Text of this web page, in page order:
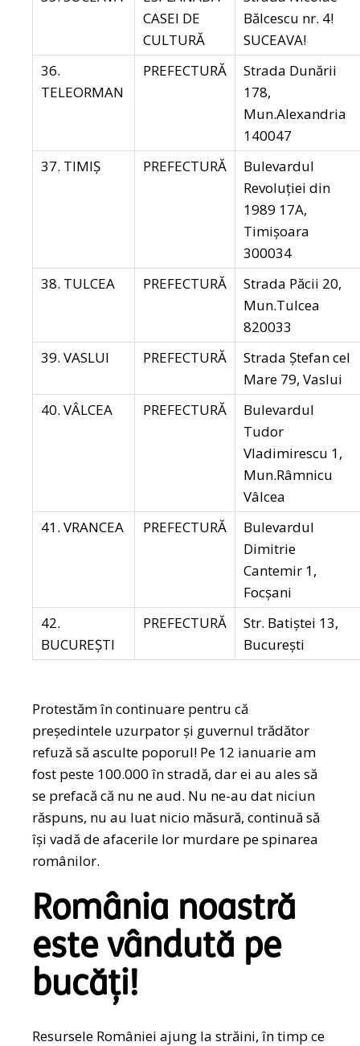
CASEI DE
CULTURĂ
Bălcescu nr. 4!
SUCEAVA!
36.
TELEORMAN
PREFECTURĂ
Strada Dunării
178,
Mun.Alexandria
140047
37. TIMIŞ
PREFECTURĂ
Bulevardul
Revoluției din
1989 17A,
Timișoara
300034
38. TULCEA
PREFECTURĂ
Strada Păcii 20,
Mun.Tulcea
820033
39. VASLUI
PREFECTURĂ
Strada Ștefan cel
Mare 79, Vaslui
40. VÂLCEA
PREFECTURĂ
Bulevardul
Tudor
Vladimirescu 1,
Mun.Râmnicu
Vâlcea
41. VRANCEA
PREFECTURĂ
Bulevardul
Dimitrie
Cantemir 1,
Focșani
42.
BUCUREȘTI
PREFECTURĂ
Str. Batiștei 13,
București
Protestăm în continuare pentru că
președintele uzurpator și guvernul trădător
refuză să asculte poporul! Pe 12 ianuarie am
fost peste 100.000 în stradă, dar ei au ales să
se prefacă că nu ne aud. Nu ne-au dat niciun
răspuns, nu au luat nicio măsură, continuă să
își vadă de afacerile lor murdare pe spinarea
românilor.
România noastră
este vândută pe
bucăți!
Resursele României ajung la străini, în timp ce